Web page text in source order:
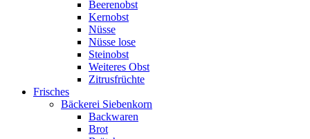
Beerenobst
Kernobst
Nüsse
Nüsse lose
Steinobst
Weiteres Obst
Zitrusfrüchte
Frisches
Bäckerei Siebenkorn
Backwaren
Brot